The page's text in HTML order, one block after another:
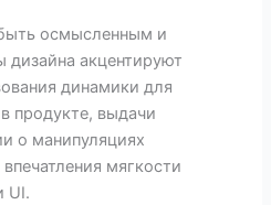
осмысленным и
акцентируют
динамики для
продукте, выдачи
о манипуляциях
мягкости
UI.